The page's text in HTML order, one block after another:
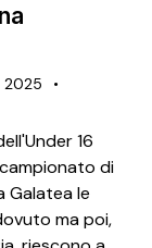
2025
16
di
Galatea le
ma poi,